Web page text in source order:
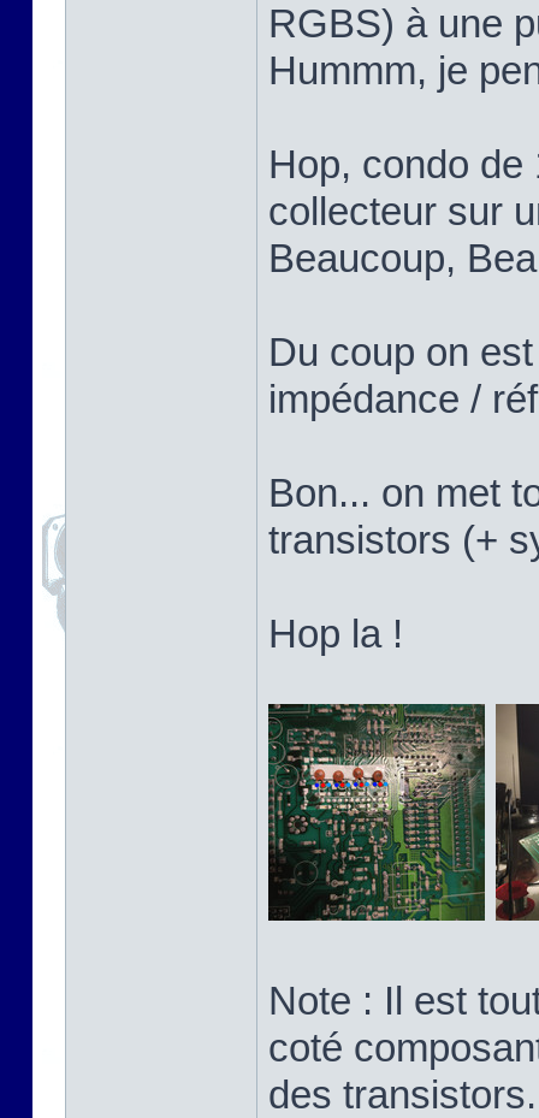
RGBS) à une
Hummm, je
Hop, condo de
collecteur sur
Beaucoup,
Du coup on
impédance /
Bon... on met
transistors (+
Hop la !
Note : Il est
coté
des transistors.